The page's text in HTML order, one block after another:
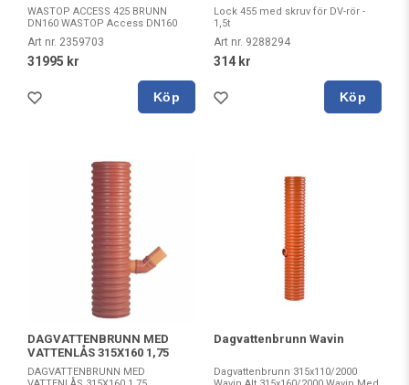
WASTOP ACCESS 425 BRUNN
DN160 WASTOP Access DN160
Art nr. 2359703
31995 kr
Köp
Lock 455 med skruv för DV-rör -
1,5t
Art nr. 9288294
314 kr
Köp
DAGVATTENBRUNN MED
VATTENLÅS 315X160 1,75
DAGVATTENBRUNN MED
Dagvattenbrunn Wavin
Dagvattenbrunn 315x110/2000